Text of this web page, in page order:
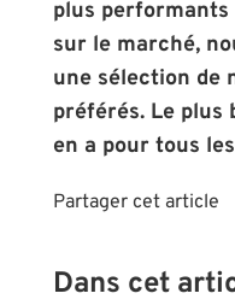
plus performants
sur le marché,
une sélection de
préférés. Le plus
en a pour tous
Partager cet article
Dans cet